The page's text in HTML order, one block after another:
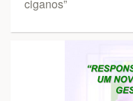
ciganos”